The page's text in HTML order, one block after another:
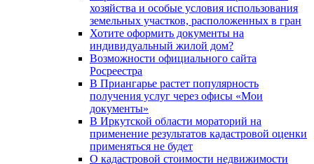
хозяйства и особые условия использования
земельных участков, расположенных в гран
Хотите оформить документы на
индивидуальный жилой дом?
Возможности официального сайта
Росреестра
В Приангарье растет популярность
получения услуг через офисы «Мои
документы»
В Иркутской области мораторий на
применение результатов кадастровой оценки
применяться не будет
О кадастровой стоимости недвижимости